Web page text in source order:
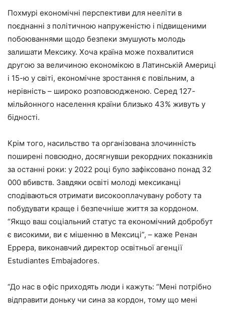
Похмурі економічні перспективи для нееліти в
поєднанні з політичною напруженістю і підвищеними
побоюваннями щодо безпеки змушують молодь
залишати Мексику. Хоча країна може похвалитися
другою за величиною економікою в Латинській Америці
і 15-ю у світі, економічне зростання є повільним, а
нерівність – широко розповсюдженою. Серед 127-
мільйонного населення країни близько 43% живуть у
бідності.
Крім того, насильство та організована злочинність
поширені повсюдно, досягнувши рекордних показників
за останні роки: у 2022 році було зафіксовано понад 32
000 вбивств. Завдяки освіті молоді мексиканці
сподіваються отримати високооплачувану роботу та
побудувати краще і безпечніше життя за кордоном.
“Якщо ваш соціальний статус та економічний добробут
є високими, ви є мішенню в Мексиці”, – каже Ренан
Еррера, виконавчий директор освітньої агенції
Estudiantes Embajadores.
“До нас в офіс приходять люди і кажуть: “Мені потрібно
відправити доньку чи сина за кордон, тому що мені